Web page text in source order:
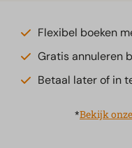
Flexibel boeken
Gratis annuleren
Betaal later of in
*Bekijk